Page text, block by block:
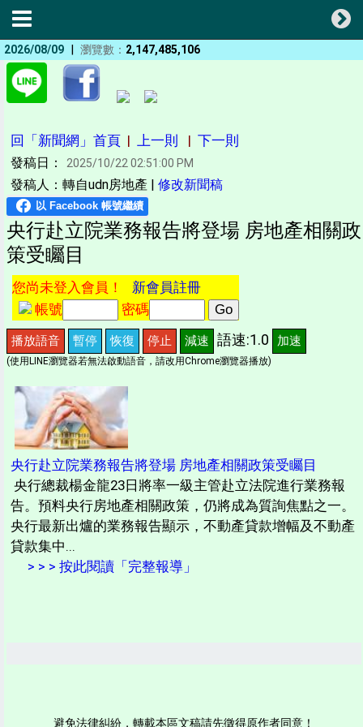
2026/08/09 | 瀏覽數： 2,147,485,106
回「新聞網」首頁 | 上一則 | 下一則
發稿日： 2025/10/22 02:51:00 PM
發稿人：轉自udn房地產 | 修改新聞稿
央行赴立院業務報告將登場 房地產相關政
策受矚目
您尚未登入會員！ 新會員註冊
帳號
密碼
播放語音 暫停 恢復 停止 減速 語速:1.0 加速
(使用LINE瀏覽器若無法啟動語音，請改用Chrome瀏覽器播放)
央行赴立院業務報告將登場 房地產相關政策受矚目
央行總裁楊金龍23日將率一級主管赴立法院進行業務報
告。預料央行房地產相關政策，仍將成為質詢焦點之一。
央行最新出爐的業務報告顯示，不動產貸款增幅及不動產
貸款集中...
> > > 按此閱讀「完整報導」
避免法律糾紛，轉載本區文稿請先徵得原作者同意！